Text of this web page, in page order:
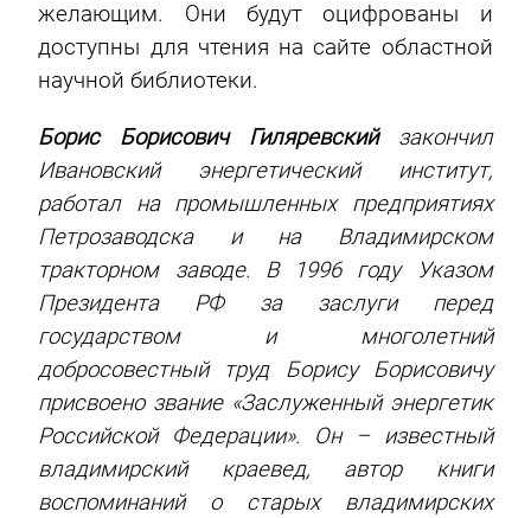
желающим. Они будут оцифрованы и
доступны для чтения на сайте областной
научной библиотеки.
Борис Борисович Гиляревскийзакончил
Ивановский энергетический институт,
работал на промышленных предприятиях
Петрозаводска и на Владимирском
тракторном заводе. В 1996 году Указом
Президента РФ за заслуги перед
государством и многолетний
добросовестный труд Борису Борисовичу
присвоено звание «Заслуженный энергетик
Российской Федерации». Он – известный
владимирский краевед, автор книги
воспоминаний о старых владимирских